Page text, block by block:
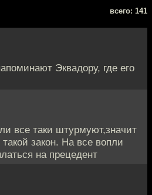
всего: 141
Эквадору, где его
все таки штурмуют,значит
закон. На все вопли
на прецедент